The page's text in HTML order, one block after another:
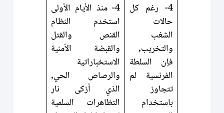
4- رغم كل
حالات
الشغب
والتخريب,
فإن السلطة
الفرنسية لم
تتجاوز
باستخدام
4- منذ الأيام الأولى
استخدم النظام
القنص والقتل
والقبضة الأمنية
الاستخباراتية
والرصاص الحي,
الذي أزكى نار
التظاهرات السلمية